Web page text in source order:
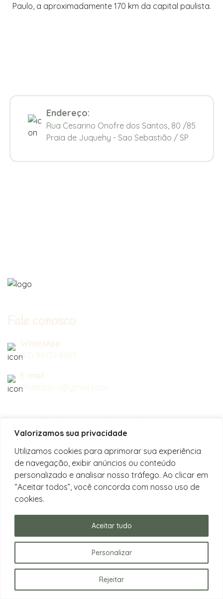
Valorizamos sua privacidade
Utilizamos cookies para aprimorar sua experiência
de navegação, exibir anúncios ou conteúdo
personalizado e analisar nosso tráfego. Ao clicar em
“Aceitar todos”, você concorda com nosso uso de
cookies.
Personalizar
Rejeitar
Aceitar tudo
Paulo, a aproximadamente 170 km da capital paulista.
Endereço:
Rua Cesarino Onofre dos Santos, 80 /85
Praia de Juquehy - Sao Sebastião / SP
Fale conosco
WhatsApp
(12) 99721-4065
E-mail
chaledalua@gmail.com
na bela praia de Juquehy.
Instagram
@chalesdaluajuquehy
Facebook
Chalés da Lua Juquehy